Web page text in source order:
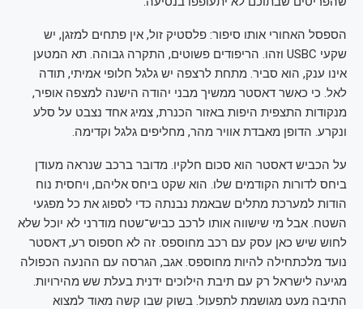
הספסל האחורי אותו סיפור: פלסטיק זול, אין פתחים למזגן, יש
שקעי USBC וזהו. הריפודים פשוטים, התקרה גבוהה. תא המטען
אינו ענק, הוא סביר. מתחת לרצפה יש גלגל חלופי אמיתי, תודה
לאל. כי כאשר דאסטר ממשיך מבני יהודה הישנה למצפה אופיר,
מנקודות התצפית היפות באזור הכנרת, צמיג אחד נצבט על סלע
ונקרע. הדופן מאבדת אוויר מהר, מחליפים גלגל וקדימה.
על הכביש דאסטר הוא סכום חלקיו. מדובר ברכב שנראה מעודן
ביחס לדורות הקודמים שלו. הוא שקט ביחס אליהם, ויחסית נוח
הודות למערכת מתלים שבאמת נבנתה כדי לספוג את כל מפגעי
השטח. אבל מי שישווה אותו לרכב כביש־שטח מודרני לא יוכל שלא
לחוש שיש כאן עסק עם רכב מחוספס. זה לא חספוס רע, דאסטר
נועד מלכתחילה להיות מחוספס. אגב, הגרסה עם ההנעה הכפולה
מגיעה לישראל רק עם תיבת הילוכים ידנית בעלת שש מהירויות.
התיבה מעט מגושמת לתפעול. בשוק שבו קשה מאוד למצוא